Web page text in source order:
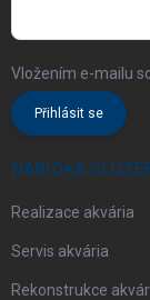
Vložením e-mailu
Přihlásit se
NABÍDKA
Realizace akvária
Servis akvária
Rekonstrukce